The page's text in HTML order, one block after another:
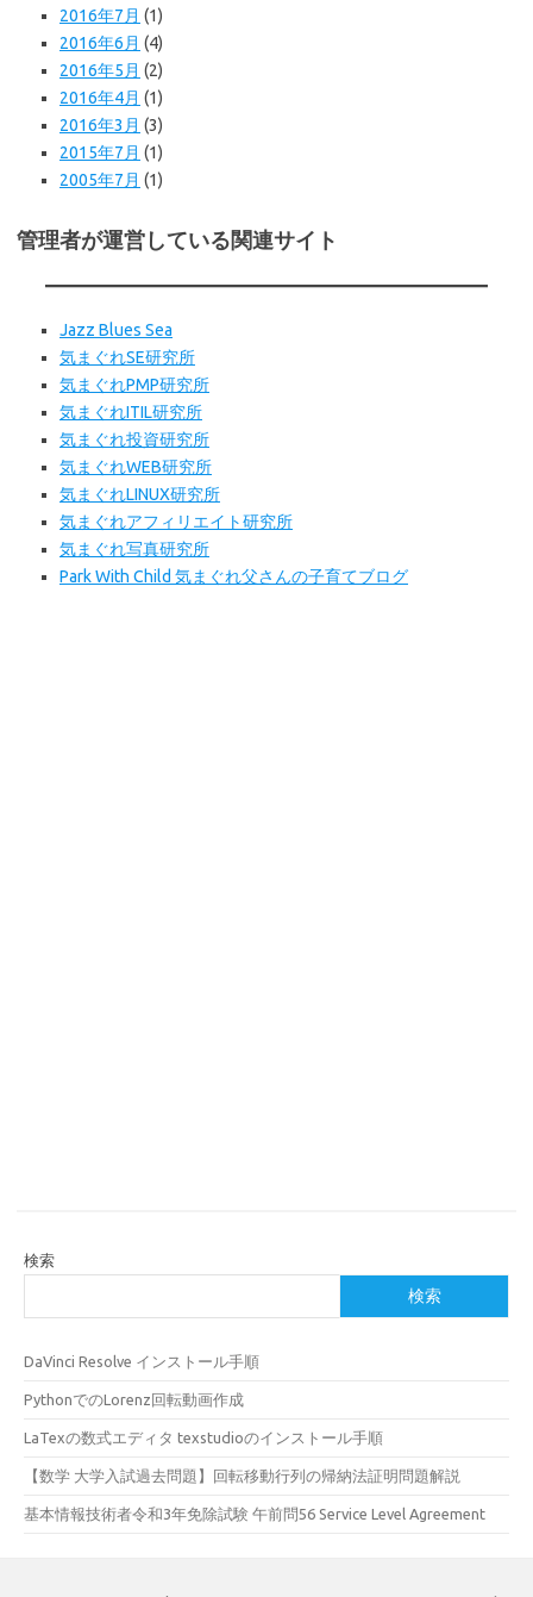
2016年7月 (1)
2016年6月 (4)
2016年5月 (2)
2016年4月 (1)
2016年3月 (3)
2015年7月 (1)
2005年7月 (1)
管理者が運営している関連サイト
Jazz Blues Sea
気まぐれSE研究所
気まぐれPMP研究所
気まぐれITIL研究所
気まぐれ投資研究所
気まぐれWEB研究所
気まぐれLINUX研究所
気まぐれアフィリエイト研究所
気まぐれ写真研究所
Park With Child 気まぐれ父さんの子育てブログ
検索
検索
DaVinci Resolve インストール手順
PythonでのLorenz回転動画作成
LaTexの数式エディタ texstudioのインストール手順
【数学 大学入試過去問題】回転移動行列の帰納法証明問題解説
基本情報技術者令和3年免除試験 午前問56 Service Level Agreement